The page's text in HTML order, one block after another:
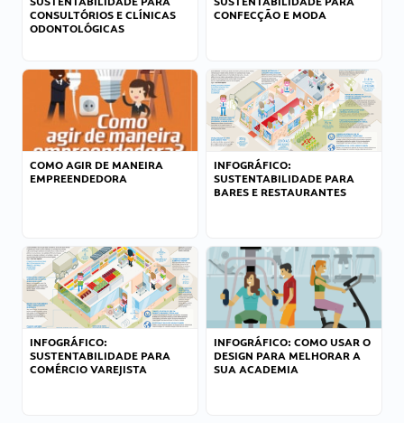
CONSULTÓRIOS E CLÍNICAS
ODONTOLÓGICAS
CONFECÇÃO E MODA
COMO AGIR DE MANEIRA
EMPREENDEDORA
INFOGRÁFICO:
SUSTENTABILIDADE PARA
BARES E RESTAURANTES
INFOGRÁFICO:
SUSTENTABILIDADE PARA
COMÉRCIO VAREJISTA
INFOGRÁFICO: COMO USAR O
DESIGN PARA MELHORAR A
SUA ACADEMIA